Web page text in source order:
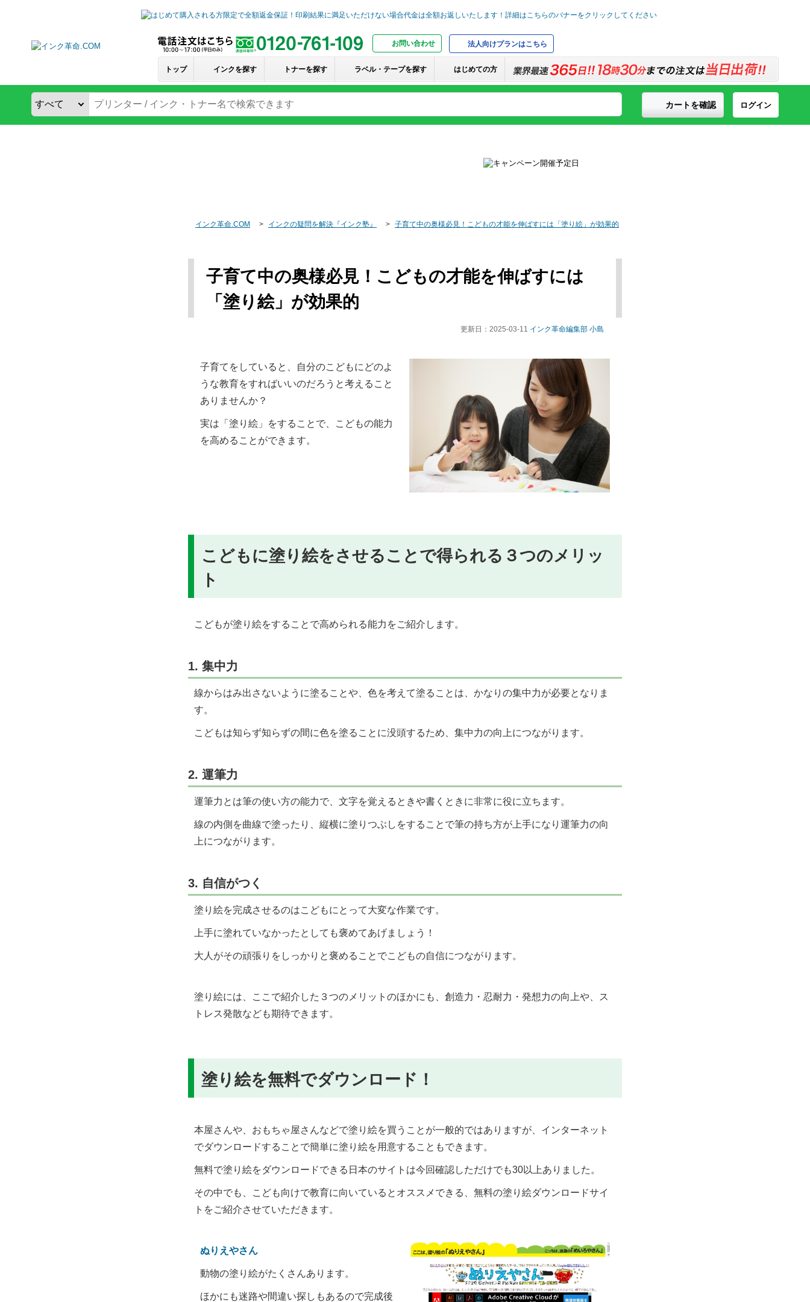
お問い合わせ 法人向けプランはこちら
トップ インクを探す トナーを探す ラベル・テープを探す はじめての方
ログイン
カートを確認
インク革命.COM インクの疑問を解決『インク塾』 子育て中の奥様必見！こどもの才能を伸ばすには「塗り絵」が効果的
子育て中の奥様必見！こどもの才能を伸ばすには
「塗り絵」が効果的
更新日： 2025-03-11 インク革命編集部 小島
子育てをしていると、自分のこどもにどのよ
うな教育をすればいいのだろうと考えること
ありませんか？
実は「塗り絵」をすることで、こどもの能力
を高めることができます。
こどもに塗り絵をさせることで得られる３つのメリッ
ト
こどもが塗り絵をすることで高められる能力をご紹介します。
1. 集中力
線からはみ出さないように塗ることや、色を考えて塗ることは、かなりの集中力が必要となりま
す。
こどもは知らず知らずの間に色を塗ることに没頭するため、集中力の向上につながります。
2. 運筆力
運筆力とは筆の使い方の能力で、文字を覚えるときや書くときに非常に役に立ちます。
線の内側を曲線で塗ったり、縦横に塗りつぶしをすることで筆の持ち方が上手になり運筆力の向
上につながります。
3. 自信がつく
塗り絵を完成させるのはこどもにとって大変な作業です。
上手に塗れていなかったとしても褒めてあげましょう！
大人がその頑張りをしっかりと褒めることでこどもの自信につながります。
塗り絵には、ここで紹介した３つのメリットのほかにも、創造力・忍耐力・発想力の向上や、ス
トレス発散なども期待できます。
塗り絵を無料でダウンロード！
本屋さんや、おもちゃ屋さんなどで塗り絵を買うことが一般的ではありますが、インターネット
でダウンロードすることで簡単に塗り絵を用意することもできます。
無料で塗り絵をダウンロードできる日本のサイトは今回確認しただけでも30以上ありました。
その中でも、こども向けで教育に向いているとオススメできる、無料の塗り絵ダウンロードサイ
トをご紹介させていただきます。
ぬりえやさん
動物の塗り絵がたくさんあります。
ほかにも迷路や間違い探しもあるので完成後